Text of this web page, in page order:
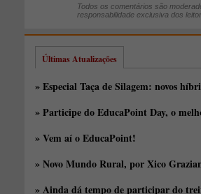
Todos os comentários são
responsabilidade exclusiva dos
Últimas Atualizações
» Especial Taça de Silagem: novos
» Participe do EducaPoint Day, o
» Vem aí o EducaPoint!
» Novo Mundo Rural, por Xico
» Ainda dá tempo de participar do